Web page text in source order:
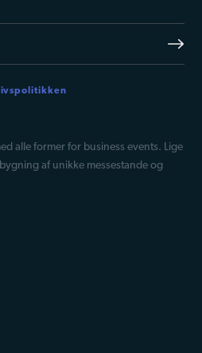
alle former for business events. Lige
af unikke messestande og